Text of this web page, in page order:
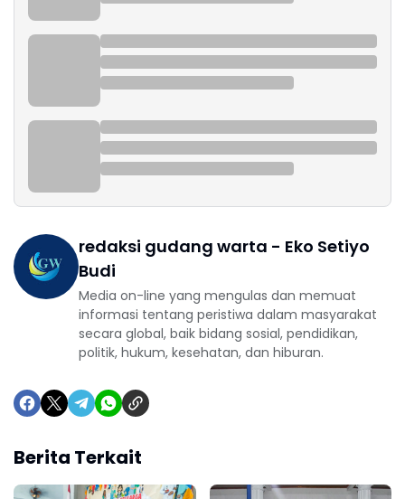
redaksi gudang warta - Eko Setiyo
Budi
Media on-line yang mengulas dan memuat
informasi tentang peristiwa dalam masyarakat
secara global, baik bidang sosial, pendidikan,
politik, hukum, kesehatan, dan hiburan.
Berita Terkait